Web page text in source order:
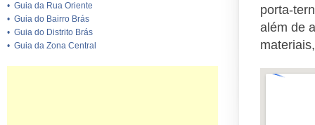
• Guia da Rua Oriente
• Guia do Bairro Brás
• Guia do Distrito Brás
• Guia da Zona Central
porta-
além de